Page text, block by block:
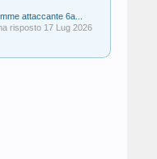
attaccante 6a...
risposto 17 Lug 2026